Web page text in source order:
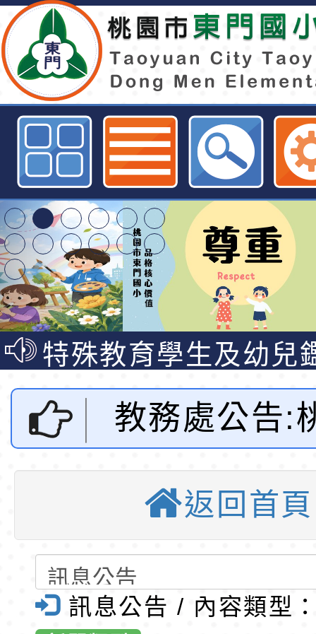
桃園市112年度科學教育區域重點
應用科技(二)教師增能研習-桃園市
訊網
東門國小115學年度
梯特教代課教師甄選
公告(尚有缺額)
東門國小115學年度
梯特教代理教師甄選
公告(尚有缺額)
特殊教育學生及幼兒
明手冊(修訂版)與學
說明影片
轉知臺中市政府政風
光城市手牽手，綠能
走」動畫影片
本府115年70歲以上
員健康講座「吃得安
心」，請退休同仁踴
清華光罩教學專業論
動時代中的好老師：
教師韌性
轉環境部「淨零綠領
轉農業部桃園區農業
「115年食農教育專
訓練課程」，歡迎已
錄取公告-桃園市桃
民小學115學年度「
東門國小115學年度
教務處公告:
112年度科學
域重點學校
與應用科技(
能研習-桃園
返回首頁
訊息公告 / 內容類型